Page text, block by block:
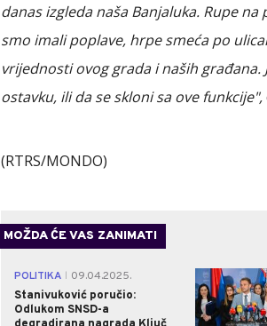
danas izgleda naša Banjaluka. Rupe
smo imali poplave, hrpe smeća po
vrijednosti ovog grada i naših
ostavku, ili da se skloni sa ove funkcije",
(RTRS/MONDO)
MOŽDA ĆE VAS ZANIMATI
POLITIKA
09.04.2025.
Stanivuković poručio:
Odlukom SNSD-a